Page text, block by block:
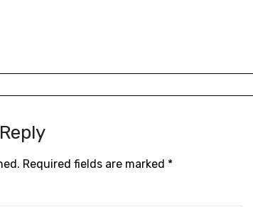
Required fields are marked *